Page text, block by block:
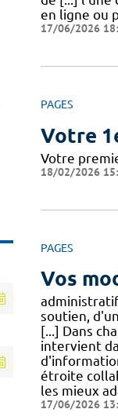
en ligne ou
17/06/2026
PAGES
Votre
Votre
18/02/2026
PAGES
Vos
soutien,
[...] Dans
intervient
étroite
les mieux
17/06/2026